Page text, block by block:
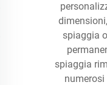
spiaggia
spiaggia